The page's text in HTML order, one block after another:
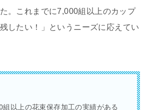
。これまでに7,000組以上のカップ
したい！」というニーズに応えてい
以上の花束保存加工の実績がある